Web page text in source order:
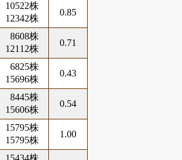
10522株
12342株
0.85
8608株
12112株
0.71
6825株
15696株
0.43
8445株
15606株
0.54
15795株
15795株
1.00